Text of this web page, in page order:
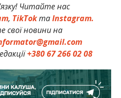
Читайте нас
, TikTokтаInstagram.
свої новини на
+380 67 266 02 08